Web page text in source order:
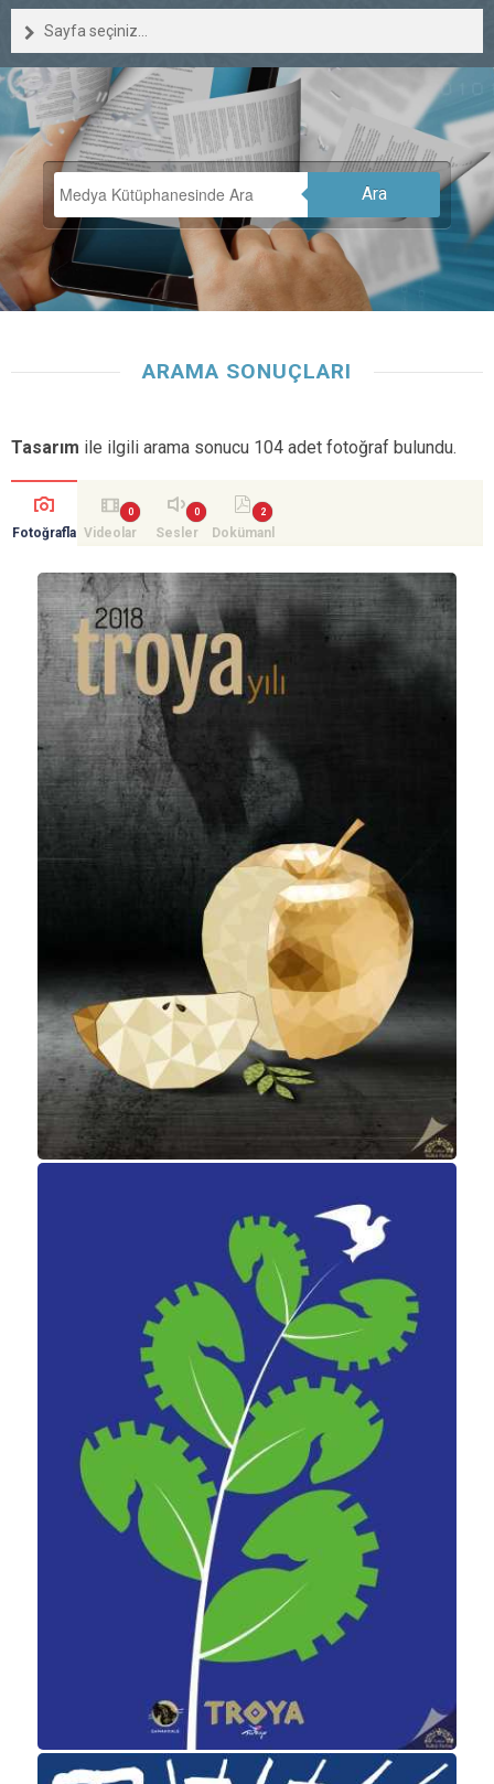
Sayfa seçiniz...
Ara
ARAMA SONUÇLARI
Tasarım ile ilgili arama sonucu 104 adet fotoğraf bulundu.
Fotoğrafla Videolar Sesler
Dokümanl